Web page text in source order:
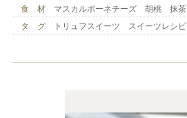
食 材
マスカルポーネチーズ 胡桃 抹茶
タ グ
トリュフスイーツ スイーツレシピ